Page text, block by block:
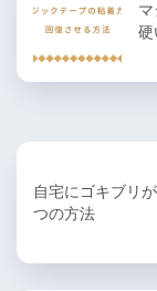
硬
自宅にゴキブリ
つの方法